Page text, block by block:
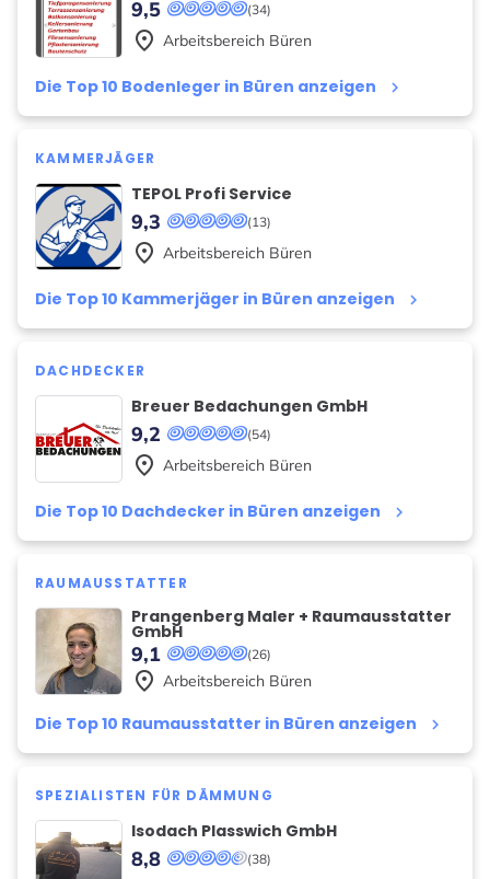
(34)
9,5
Die Top 10 Bodenleger in Büren anzeigen keyboard_arrow_right
place Arbeitsbereich Büren
KAMMERJÄGER
TEPOL Profi Service
(13)
9,3
Die Top 10 Kammerjäger in Büren anzeigen keyboard_arrow_right
place Arbeitsbereich Büren
DACHDECKER
Breuer Bedachungen GmbH
(54)
9,2
Die Top 10 Dachdecker in Büren anzeigen keyboard_arrow_right
place Arbeitsbereich Büren
RAUMAUSSTATTER
Prangenberg Maler + Raumausstatter
GmbH
(26)
9,1
Die Top 10 Raumausstatter in Büren anzeigen keyboard_arrow_right
place Arbeitsbereich Büren
SPEZIALISTEN FÜR DÄMMUNG
Isodach Plasswich GmbH
(38)
8,8